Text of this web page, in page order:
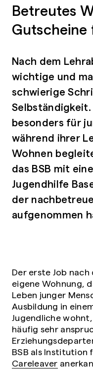
Betreutes
Gutscheine
Nach dem
wichtige und
schwierige
besonders für
während ihrer
Wohnen
das BSB mit
Jugendhilfe
der
aufgenommen
Der erste Job
eigene Wohnung,
Leben junger
Ausbildung in
Jugendliche
häufig sehr
BSB als Institution
Careleaver